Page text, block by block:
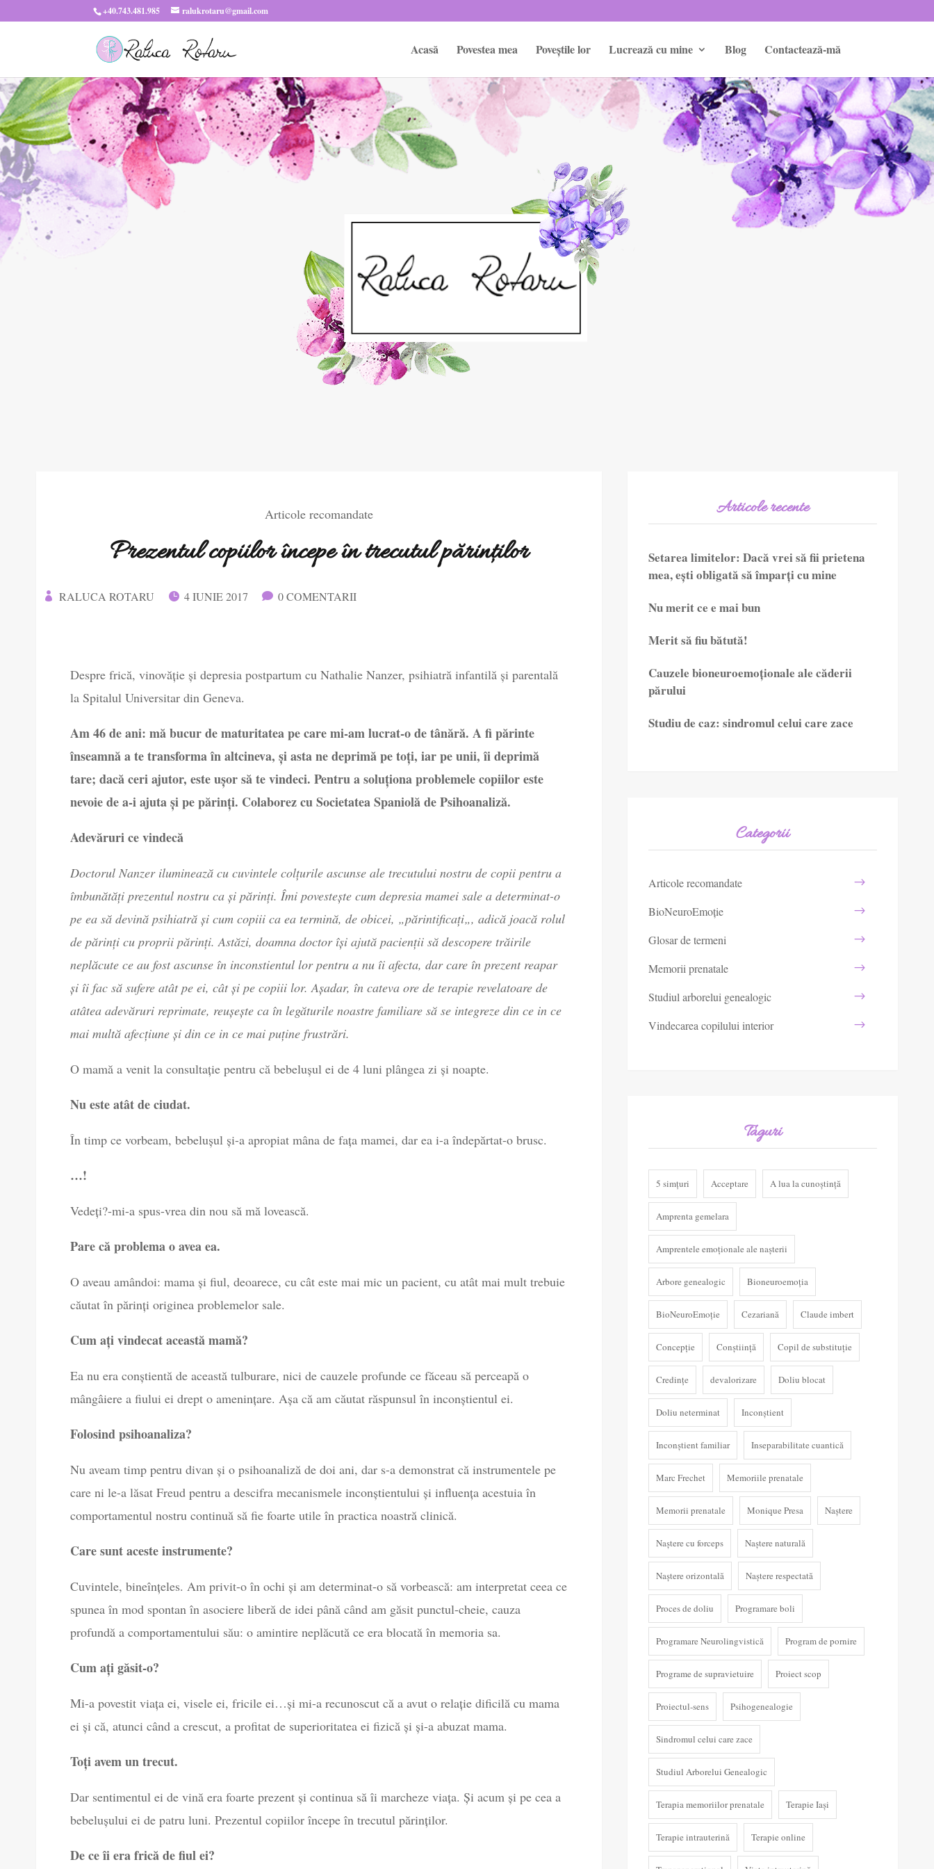
+40.743.481.985 ralukrotaru@gmail.com
Acasă Povestea mea Poveștile lor Lucrează cu mine Blog Contactează-mă
Articole recomandate
Prezentul copiilor începe în trecutul părinților
 RALUCA ROTARU  4 IUNIE 2017  0 COMENTARII
Despre frică, vinovăție și depresia postpartum cu Nathalie Nanzer, psihiatră infantilă și parentală
la Spitalul Universitar din Geneva.
Am 46 de ani: mă bucur de maturitatea pe care mi-am lucrat-o de tânără. A fi părinte
înseamnă a te transforma în altcineva, și asta ne deprimă pe toți, iar pe unii, îi deprimă
tare; dacă ceri ajutor, este ușor să te vindeci. Pentru a soluționa problemele copiilor este
nevoie de a-i ajuta și pe părinți. Colaborez cu Societatea Spaniolă de Psihoanaliză.
Adevăruri ce vindecă
Doctorul Nanzer iluminează cu cuvintele colțurile ascunse ale trecutului nostru de copii pentru a
îmbunătăți prezentul nostru ca și părinți. Îmi povestește cum depresia mamei sale a determinat-o
pe ea să devină psihiatră și cum copiii ca ea termină, de obicei, „părintificați„, adică joacă rolul
de părinți cu proprii părinți. Astăzi, doamna doctor își ajută pacienții să descopere trăirile
neplăcute ce au fost ascunse în inconstientul lor pentru a nu îi afecta, dar care în prezent reapar
și îi fac să sufere atât pe ei, cât și pe copiii lor. Așadar, în cateva ore de terapie revelatoare de
atâtea adevăruri reprimate, reușește ca în legăturile noastre familiare să se integreze din ce in ce
mai multă afecțiune și din ce in ce mai puține frustrări.
O mamă a venit la consultație pentru că bebelușul ei de 4 luni plângea zi și noapte.
Nu este atât de ciudat.
În timp ce vorbeam, bebelușul și-a apropiat mâna de fața mamei, dar ea i-a îndepărtat-o brusc.
…!
Vedeți?-mi-a spus-vrea din nou să mă lovească.
Pare că problema o avea ea.
O aveau amândoi: mama și fiul, deoarece, cu cât este mai mic un pacient, cu atât mai mult trebuie
căutat în părinți originea problemelor sale.
Cum ați vindecat această mamă?
Ea nu era conștientă de această tulburare, nici de cauzele profunde ce făceau să perceapă o
mângâiere a fiului ei drept o amenințare. Așa că am căutat răspunsul în inconștientul ei.
Folosind psihoanaliza?
Nu aveam timp pentru divan și o psihoanaliză de doi ani, dar s-a demonstrat că instrumentele pe
care ni le-a lăsat Freud pentru a descifra mecanismele inconștientului și influența acestuia în
comportamentul nostru continuă să fie foarte utile în practica noastră clinică.
Care sunt aceste instrumente?
Cuvintele, bineînțeles. Am privit-o în ochi și am determinat-o să vorbească: am interpretat ceea ce
spunea în mod spontan în asociere liberă de idei până când am găsit punctul-cheie, cauza
profundă a comportamentului său: o amintire neplăcută ce era blocată în memoria sa.
Cum ați găsit-o?
Mi-a povestit viața ei, visele ei, fricile ei…și mi-a recunoscut că a avut o relație dificilă cu mama
ei și că, atunci când a crescut, a profitat de superioritatea ei fizică și și-a abuzat mama.
Toți avem un trecut.
Dar sentimentul ei de vină era foarte prezent și continua să îi marcheze viața. Și acum și pe cea a
bebelușului ei de patru luni. Prezentul copiilor începe în trecutul părinților.
De ce îi era frică de fiul ei?
Articole recente
Setarea limitelor: Dacă vrei să fii prietena
mea, ești obligată să împarți cu mine
Nu merit ce e mai bun
Merit să fiu bătută!
Cauzele bioneuroemoționale ale căderii
părului
Studiu de caz: sindromul celui care zace
Categorii
Articole recomandate
BioNeuroEmoție
Glosar de termeni
Memorii prenatale
Studiul arborelui genealogic
Vindecarea copilului interior
Taguri
5 simțuri Acceptare A lua la cunoștință
Amprenta gemelara
Amprentele emoționale ale nașterii
Arbore genealogic Bioneuroemoția
BioNeuroEmoție Cezariană Claude imbert
Concepție Conștiință Copil de substituție
Credințe devalorizare Doliu blocat
Doliu neterminat Inconștient
Inconștient familiar Inseparabilitate cuantică
Marc Frechet Memoriile prenatale
Memorii prenatale Monique Presa Naștere
Naștere cu forceps Naștere naturală
Naștere orizontală Naștere respectată
Proces de doliu Programare boli
Programare Neurolingvistică Program de pornire
Programe de supravietuire Proiect scop
Proiectul-sens Psihogenealogie
Sindromul celui care zace
Studiul Arborelui Genealogic
Terapia memoriilor prenatale Terapie Iași
Terapie intrauterină Terapie online